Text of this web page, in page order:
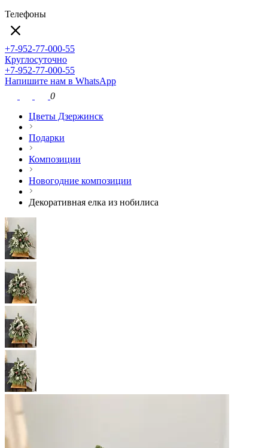
Телефоны
+7-952-77-000-55
Круглосуточно
+7-952-77-000-55
Напишите нам в WhatsApp
0
Цветы Дзержинск
Подарки
Композиции
Новогодние композиции
Декоративная елка из нобилиса